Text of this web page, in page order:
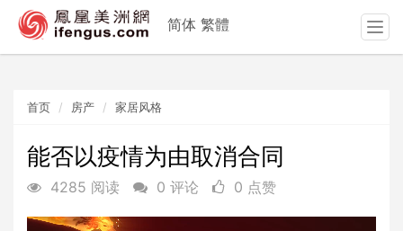
首页 房产 家居风格
能否以疫情为由取消合同
4285 阅读 0 评论 0 点赞
简体 繁體
T
o